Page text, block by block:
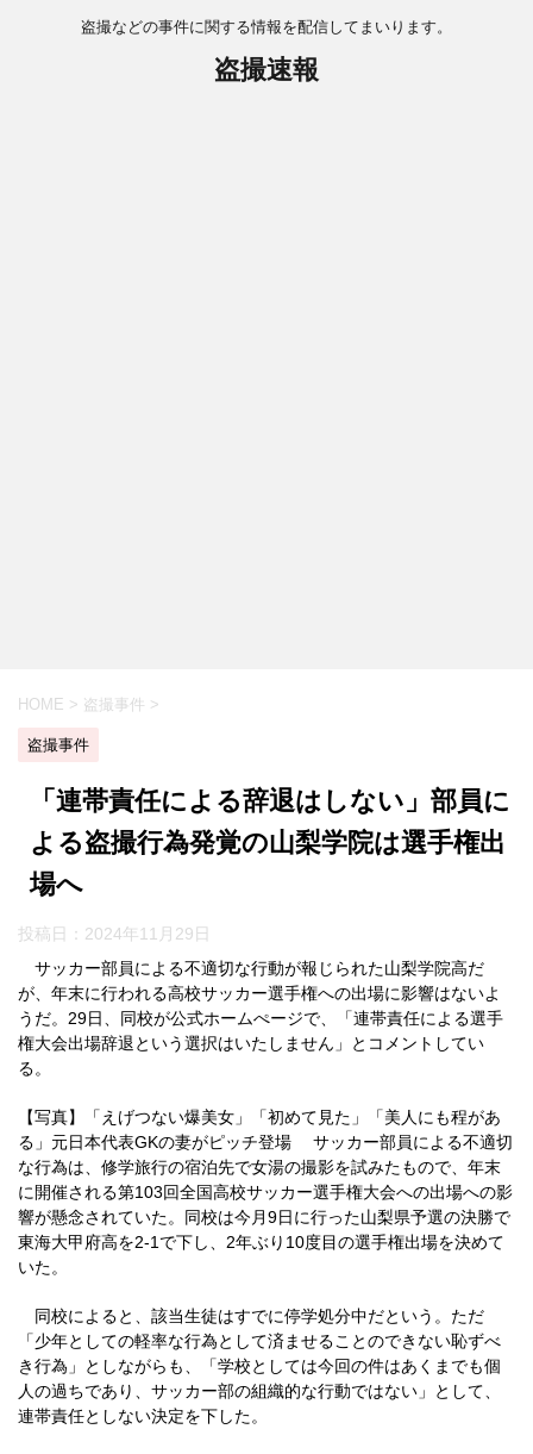
盗撮などの事件に関する情報を配信してまいります。
盗撮速報
HOME > 盗撮事件 >
盗撮事件
「連帯責任による辞退はしない」部員に
よる盗撮行為発覚の山梨学院は選手権出
場へ
投稿日： 2024年11月29日
サッカー部員による不適切な行動が報じられた山梨学院高だ
が、年末に行われる高校サッカー選手権への出場に影響はないよ
うだ。29日、同校が公式ホームぺージで、「連帯責任による選手
権大会出場辞退という選択はいたしません」とコメントしてい
る。
【写真】「えげつない爆美女」「初めて見た」「美人にも程があ
る」元日本代表GKの妻がピッチ登場 サッカー部員による不適切
な行為は、修学旅行の宿泊先で女湯の撮影を試みたもので、年末
に開催される第103回全国高校サッカー選手権大会への出場への影
響が懸念されていた。同校は今月9日に行った山梨県予選の決勝で
東海大甲府高を2-1で下し、2年ぶり10度目の選手権出場を決めて
いた。
同校によると、該当生徒はすでに停学処分中だという。ただ
「少年としての軽率な行為として済ませることのできない恥ずべ
き行為」としながらも、「学校としては今回の件はあくまでも個
人の過ちであり、サッカー部の組織的な行動ではない」として、
連帯責任としない決定を下した。